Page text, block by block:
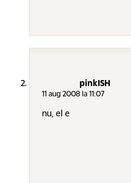
pinkISH
11 aug 2008 la 11:07
nu, el e